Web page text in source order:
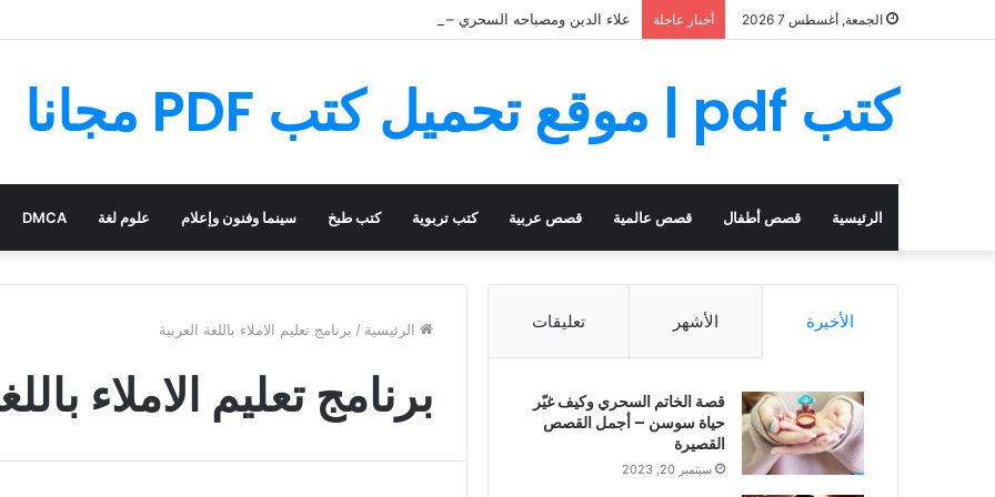
الجمعة, أغسطس 7 2026 أخبار عاجلة علاء الدين ومصباحه السحري – قصة رائعة مليئة بالمغامرات
كتب pdf | موقع تحميل كتب PDF مجانا
الرئيسية قصص أطفال قصص عالمية قصص عربية كتب تربوية كتب طبخ سينما وفنون وإعلام علوم لغة DMCA
الرئيسية / برنامج تعليم الاملاء باللغة العربية
برنامج تعليم الاملاء
الأخيرة الأشهر تعليقات
قصة الخاتم السحري وكيف غيّر
حياة سوسن – أجمل القصص
القصيرة
سبتمبر 20, 2023